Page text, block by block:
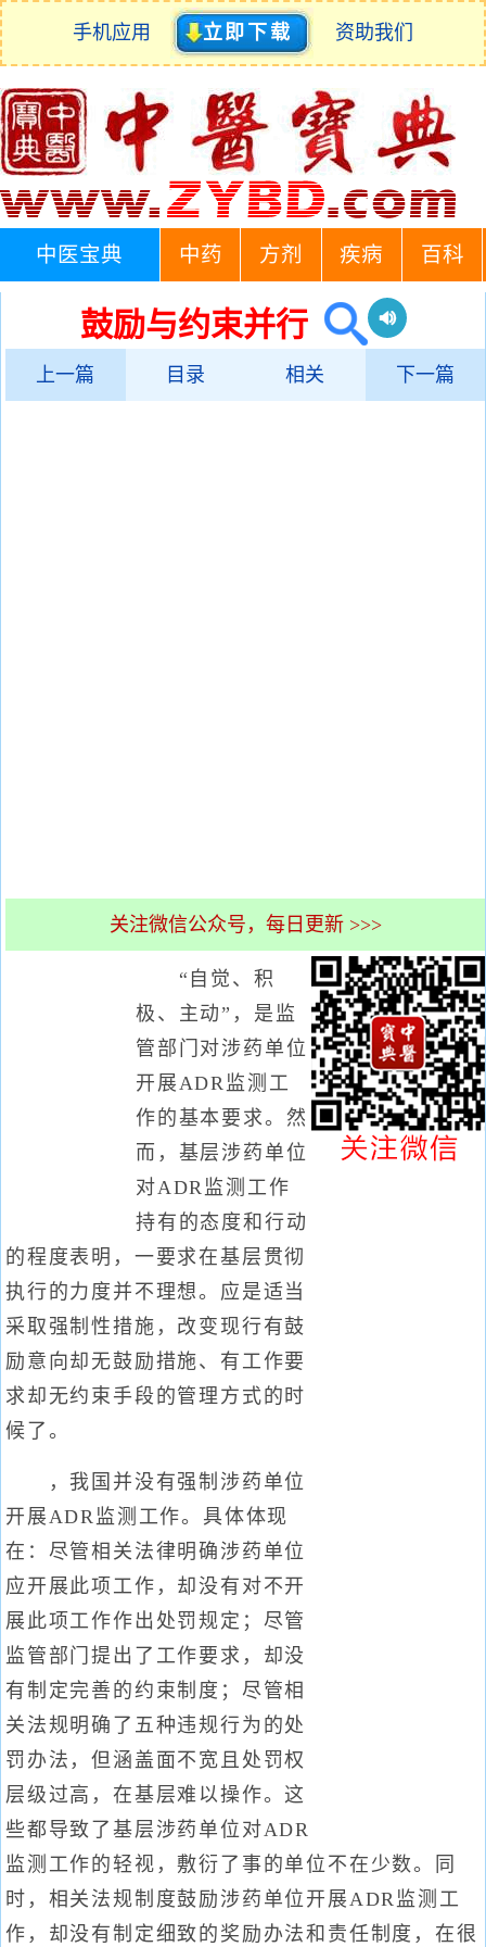
手机应用 立即下载 资助我们
中医宝典 中药 方剂 疾病 百科
鼓励与约束并行
上一篇 目录 相关 下一篇
关注微信公众号，每日更新 >>>
“自觉、积
极、主动”，是监
管部门对涉药单位
开展ADR监测工
作的基本要求。然
而，基层涉药单位
对ADR监测工作
持有的态度和行动
的程度表明，一要求在基层贯彻
执行的力度并不理想。应是适当
采取强制性措施，改变现行有鼓
励意向却无鼓励措施、有工作要
求却无约束手段的管理方式的时
候了。
，我国并没有强制涉药单位
开展ADR监测工作。具体体现
在：尽管相关法律明确涉药单位
应开展此项工作，却没有对不开
展此项工作作出处罚规定；尽管
监管部门提出了工作要求，却没
有制定完善的约束制度；尽管相
关法规明确了五种违规行为的处
罚办法，但涵盖面不宽且处罚权
层级过高，在基层难以操作。这
些都导致了基层涉药单位对ADR
监测工作的轻视，敷衍了事的单位不在少数。同
时，相关法规制度鼓励涉药单位开展ADR监测工
作，却没有制定细致的奖励办法和责任制度，在很